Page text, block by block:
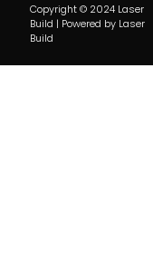
Copyright © 2024 Laser
Build | Powered by Laser
Build